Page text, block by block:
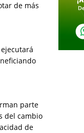
de más
parte
del cambio
de